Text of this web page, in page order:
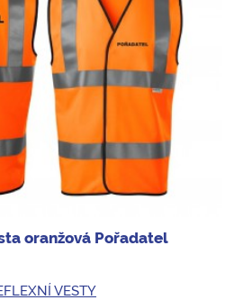
oranžová Pořadatel
VESTY